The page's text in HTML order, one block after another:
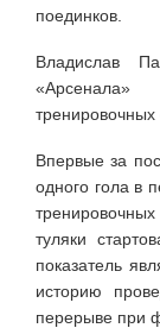
поединков.
Владислав
тренировочных
Впервые за
одного гола в
туляки
показатель
историю
перерыве при